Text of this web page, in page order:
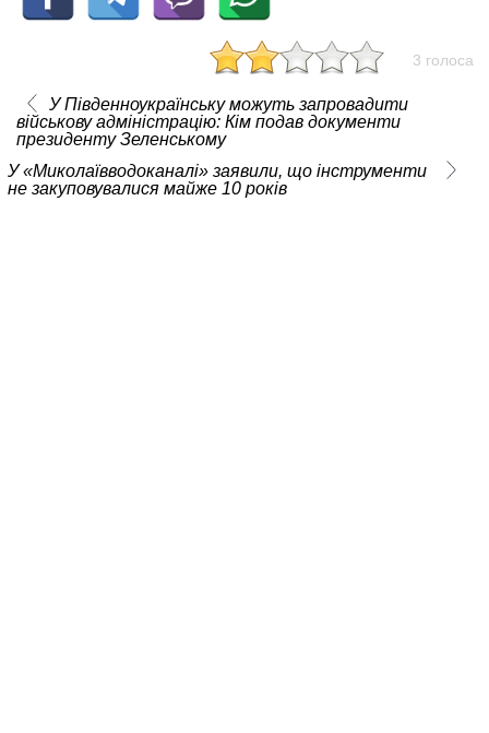
3 голоса
У Південноукраїнську можуть запровадити
військову адміністрацію: Кім подав документи
президенту Зеленському
У «Миколаївводоканалі» заявили, що інструменти
не закуповувалися майже 10 років